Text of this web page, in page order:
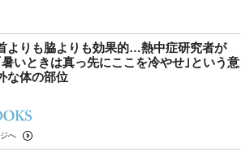
よりも脇よりも効果的…熱中症研究者が
暑いときは真っ先にここを冷やせ｣という意
な体の部位
へ